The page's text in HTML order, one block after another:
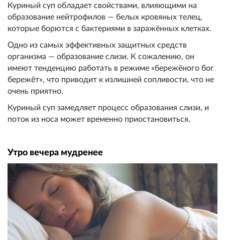
Куриный суп обладает свойствами, влияющими на
образование нейтрофилов — белых кровяных телец,
которые борются с бактериями в заражённых клетках.
Одно из самых эффективных защитных средств
организма — образование слизи. К сожалению, он
имеют тенденцию работать в режиме «бережёного бог
бережёт», что приводит к излишней сопливости, что не
очень приятно.
Куриный суп замедляет процесс образования слизи, и
поток из носа может временно приостановиться.
Утро вечера мудренее